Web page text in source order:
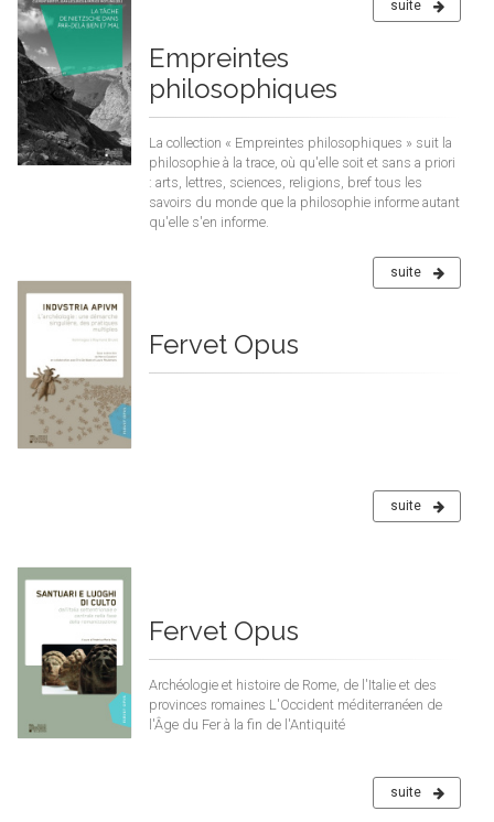
suite
Empreintes
philosophiques
La collection « Empreintes philosophiques » suit la
philosophie à la trace, où qu'elle soit et sans a priori
: arts, lettres, sciences, religions, bref tous les
savoirs du monde que la philosophie informe autant
qu'elle s'en informe.
suite
Fervet Opus
suite
Fervet Opus
Archéologie et histoire de Rome, de l'Italie et des
provinces romaines L'Occident méditerranéen de
l'Âge du Fer à la fin de l'Antiquité
suite